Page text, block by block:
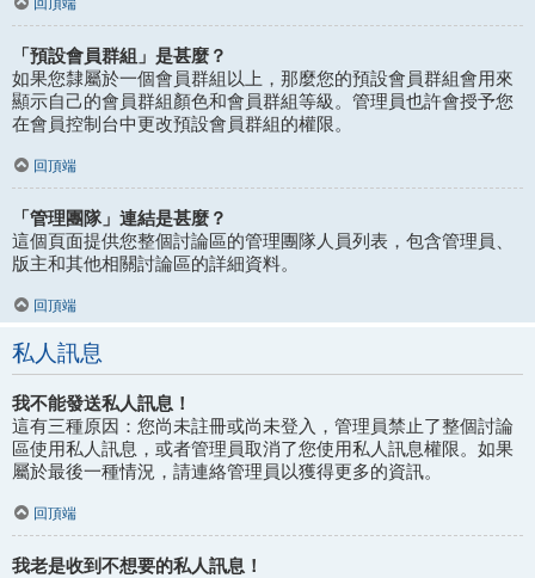
「預設會員群組」是甚麼？
如果您隸屬於一個會員群組以上，那麼您的預設會員群組會用來
顯示自己的會員群組顏色和會員群組等級。管理員也許會授予您
在會員控制台中更改預設會員群組的權限。
回頂端
「管理團隊」連結是甚麼？
這個頁面提供您整個討論區的管理團隊人員列表，包含管理員、
版主和其他相關討論區的詳細資料。
回頂端
私人訊息
我不能發送私人訊息！
這有三種原因：您尚未註冊或尚未登入，管理員禁止了整個討論
區使用私人訊息，或者管理員取消了您使用私人訊息權限。如果
屬於最後一種情況，請連絡管理員以獲得更多的資訊。
回頂端
我老是收到不想要的私人訊息！